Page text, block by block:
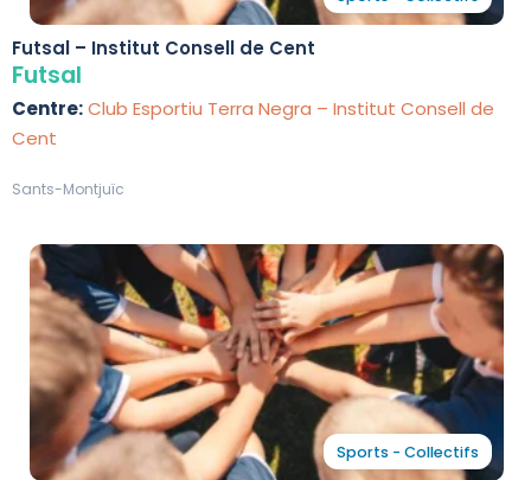
Futsal – Institut Consell de Cent
Futsal
Centre:Club Esportiu Terra Negra – Institut Consell de
Cent
Sants-Montjuïc
Sports - Collectifs